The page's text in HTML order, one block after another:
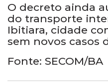
O decreto ainda
do transporte
Ibitiara, cidade
sem novos casos
Fonte: SECOM/BA